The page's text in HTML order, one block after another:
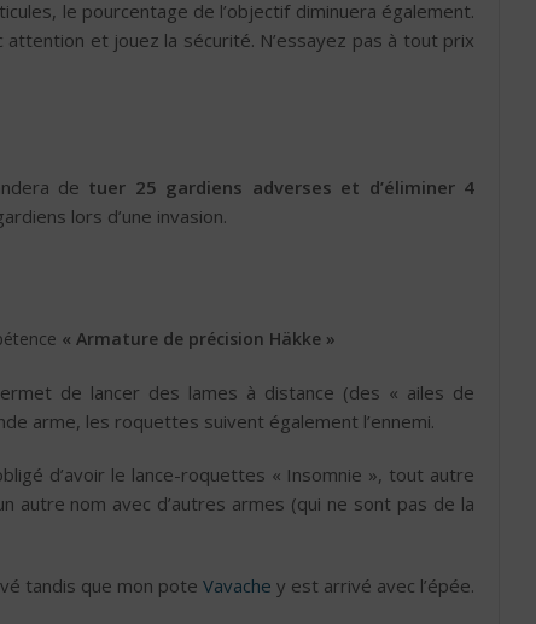
le pourcentage de l’objectif diminuera également.
attention et jouez la sécurité. N’essayez pas à tout prix
de tuer 25 gardiens adverses et d’éliminer 4
lors d’une invasion.
« Armature de précision Häkke »
de lancer des lames à distance (des « ailes de
arme, les roquettes suivent également l’ennemi.
d’avoir le lance-roquettes « Insomnie », tout autre
autre nom avec d’autres armes (qui ne sont pas de la
tandis que mon pote Vavache y est arrivé avec l’épée.